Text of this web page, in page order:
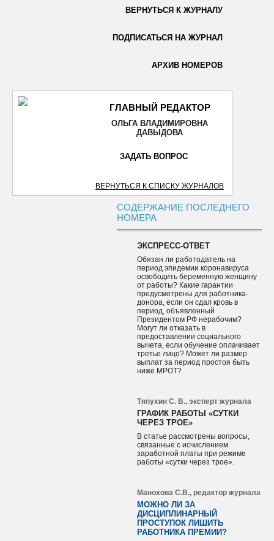
ВЕРНУТЬСЯ К ЖУРНАЛУ
ПОДПИСАТЬСЯ НА ЖУРНАЛ
АРХИВ НОМЕРОВ
ГЛАВНЫЙ РЕДАКТОР
ОЛЬГА ВЛАДИМИРОВНА
ДАВЫДОВА
ЗАДАТЬ ВОПРОС
ВЕРНУТЬСЯ К СПИСКУ ЖУРНАЛОВ
СОДЕРЖАНИЕ ПОСЛЕДНЕГО
НОМЕРА
ЭКСПРЕСС-ОТВЕТ
Обязан ли работодатель на
период эпидемии коронавируса
освободить беременную женщину
от работы? Какие гарантии
предусмотрены для работника-
донора, если он сдал кровь в
период, объявленный
Президентом РФ нерабочим?
Могут ли отказать в
предоставлении социального
вычета, если обучение оплачивает
третье лицо? Может ли размер
выплат за период простоя быть
ниже МРОТ?
Тяпухин С. В., эксперт журнала
ГРАФИК РАБОТЫ «СУТКИ
ЧЕРЕЗ ТРОЕ»
В статье рассмотрены вопросы,
связанные с исчислением
заработной платы при режиме
работы «сутки через трое».
Манохова С.В., редактор журнала
МОЖНО ЛИ ЗА
ДИСЦИПЛИНАРНЫЙ
ПРОСТУПОК ЛИШИТЬ
РАБОТНИКА ПРЕМИИ?
ОТПРАВИТЬ